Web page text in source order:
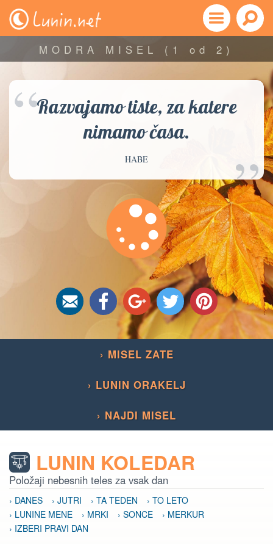
MODRA MISEL (1 od 2)
Razvajamo tiste, za katere
nimamo časa.
HABE ”
“
› MISEL ZATE
› LUNIN ORAKELJ
› NAJDI MISEL
LUNIN KOLEDAR
Položaji nebesnih teles za vsak dan
› DANES › JUTRI › TA TEDEN
› TO LETO
› LUNINE MENE
› MRKI › SONCE
› MERKUR
› IZBERI PRAVI DAN